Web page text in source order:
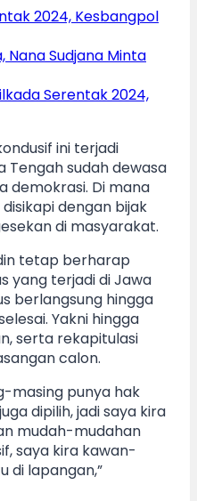
2024, Kesbangpol
Nana Sudjana Minta
Serentak 2024,
ini terjadi
sudah dewasa
demokrasi. Di mana
dengan bijak
di masyarakat.
tetap berharap
yang terjadi di Jawa
berlangsung hingga
Yakni hingga
serta rekapitulasi
calon.
masing punya hak
dipilih, jadi saya kira
mudah-mudahan
saya kira kawan-
di lapangan,”